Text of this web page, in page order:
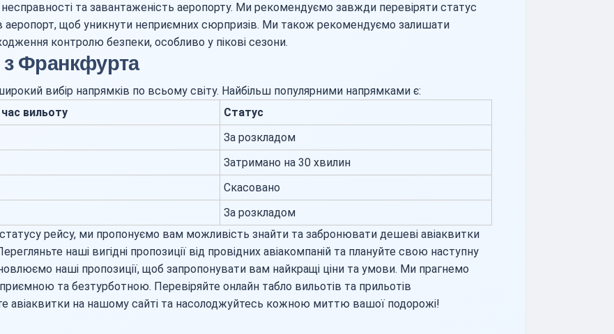
несправності та завантаженість аеропорту. Ми рекомендуємо завжди перевіряти статус
аеропорт, щоб уникнути неприємних сюрпризів. Ми також рекомендуємо залишати
контролю безпеки, особливо у пікові сезони.
Франкфурта
вибір напрямків по всьому світу. Найбільш популярними напрямками є:
вильоту
Статус
За розкладом
Затримано на 30 хвилин
Скасовано
За розкладом
рейсу, ми пропонуємо вам можливість знайти та забронювати дешеві авіаквитки
наші вигідні пропозиції від провідних авіакомпаній та плануйте свою наступну
наші пропозиції, щоб запропонувати вам найкращі ціни та умови. Ми прагнемо
та безтурботною. Перевіряйте онлайн табло вильотів та прильотів
авіаквитки на нашому сайті та насолоджуйтесь кожною миттю вашої подорожі!